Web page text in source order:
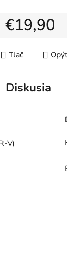
€19,90
Tlač
Diskusia
V)